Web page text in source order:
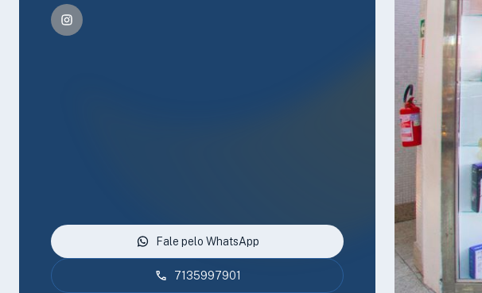
Fale pelo WhatsApp
7135997901